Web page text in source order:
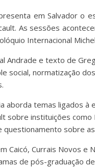
m
p
ar
til
ar
em Salvador o
As sessões
Internacional
Andrade e texto de
social, normatização
aborda temas ligados
sobre instituições
questionamento sobre
Caicó, Currais Novos e
de pós-graduação